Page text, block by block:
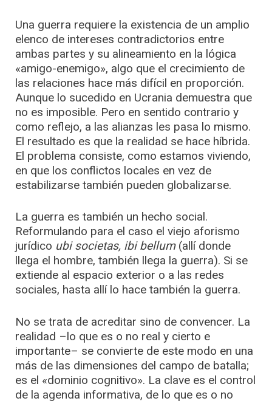
Una guerra requiere la existencia de un amplio
elenco de intereses contradictorios entre
ambas partes y su alineamiento en la lógica
«amigo-enemigo», algo que el crecimiento de
las relaciones hace más difícil en proporción.
Aunque lo sucedido en Ucrania demuestra que
no es imposible. Pero en sentido contrario y
como reflejo, a las alianzas les pasa lo mismo.
El resultado es que la realidad se hace híbrida.
El problema consiste, como estamos viviendo,
en que los conflictos locales en vez de
estabilizarse también pueden globalizarse.
La guerra es también un hecho social.
Reformulando para el caso el viejo aforismo
jurídico ubi societas, ibi bellum(allí donde
llega el hombre, también llega la guerra). Si se
extiende al espacio exterior o a las redes
sociales, hasta allí lo hace también la guerra.
No se trata de acreditar sino de convencer. La
realidad –lo que es o no real y cierto e
importante– se convierte de este modo en una
más de las dimensiones del campo de batalla;
es el «dominio cognitivo». La clave es el control
de la agenda informativa, de lo que es o no